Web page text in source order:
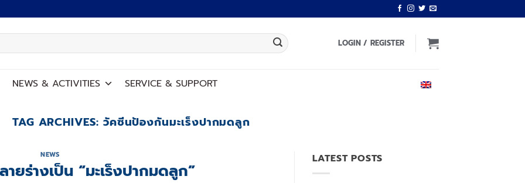
LOGIN / REGISTER
NEWS & ACTIVITIES SERVICE & SUPPORT
TAG ARCHIVES: วัคซีนป้องกันมะเร็งปากมดลูก
NEWS
ยร่างเป็น “มะเร็งปากมดลูก”
LATEST POSTS